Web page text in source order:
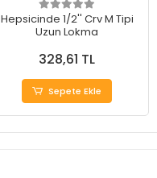
Hepsicinde 1/2'' Crv M Tipi
Uzun Lokma
328,61 TL
Sepete Ekle